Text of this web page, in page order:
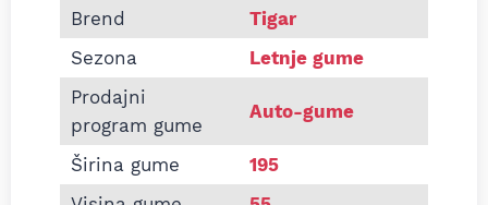
Informacije o TIGAR 195/55 R15 ORIUM HIGH
Brend
Tigar
Sezona
Letnje gume
Prodajni
program gume
Auto-gume
Širina gume
195